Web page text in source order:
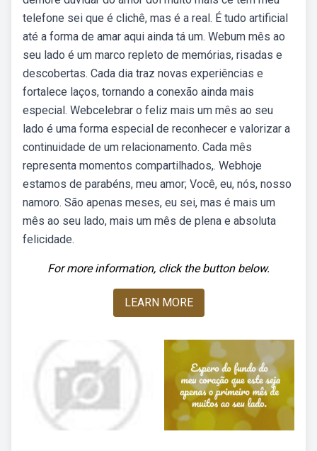
telefone sei que é clichê, mas é a real. É tudo artificial
até a forma de amar aqui ainda tá um. Webum mês ao
seu lado é um marco repleto de memórias, risadas e
descobertas. Cada dia traz novas experiências e
fortalece laços, tornando a conexão ainda mais
especial. Webcelebrar o feliz mais um mês ao seu
lado é uma forma especial de reconhecer e valorizar a
continuidade de um relacionamento. Cada mês
representa momentos compartilhados,. Webhoje
estamos de parabéns, meu amor; Você, eu, nós, nosso
namoro. São apenas meses, eu sei, mas é mais um
mês ao seu lado, mais um mês de plena e absoluta
felicidade.
For more information, click the button below.
LEARN MORE